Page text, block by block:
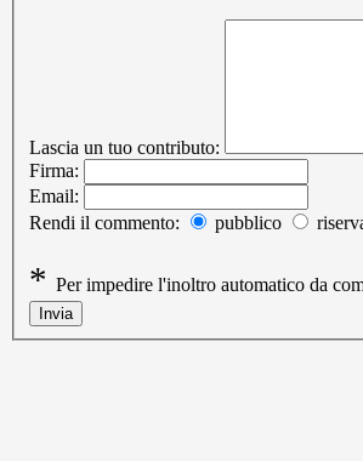
Lascia un tuo contributo:
Firma:
Email:
Rendi il commento:
pubblico
* Per impedire l'inoltro automatico da